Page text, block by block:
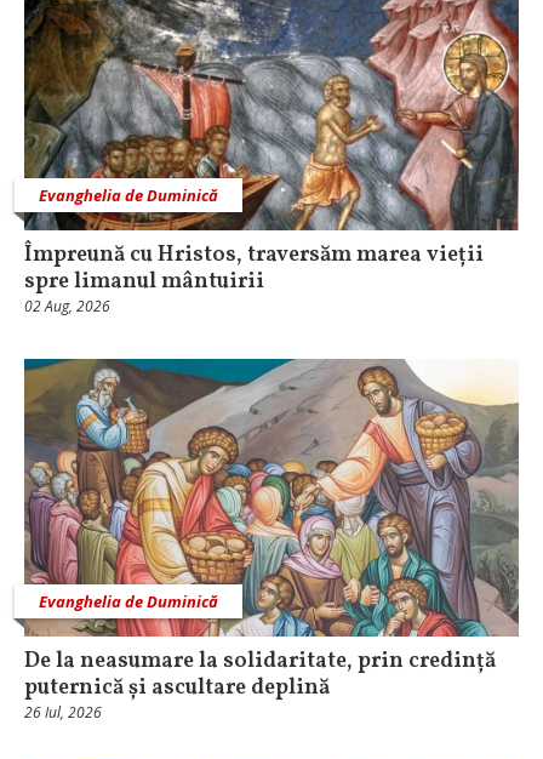
Evanghelia de Duminică
Împreună cu Hristos, traversăm marea vieții
spre limanul mântuirii
02 Aug, 2026
Evanghelia de Duminică
De la neasumare la solidaritate, prin credință
puternică și ascultare deplină
26 Iul, 2026